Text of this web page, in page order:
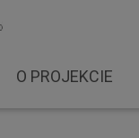
O PROJEKCIE